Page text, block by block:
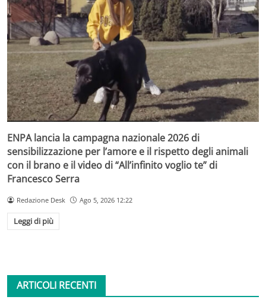
ENPA lancia la campagna nazionale 2026 di
sensibilizzazione per l’amore e il rispetto degli animali
con il brano e il video di “All’infinito voglio te” di
Francesco Serra
Redazione Desk Ago 5, 2026 12:22
Leggi di più
ARTICOLI RECENTI